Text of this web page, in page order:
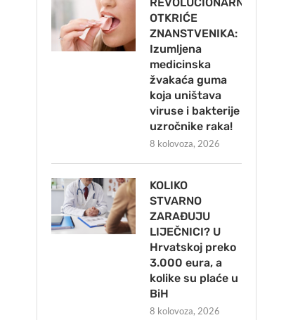
REVOLUCIONARNO
OTKRIĆE
ZNANSTVENIKA:
Izumljena
medicinska
žvakaća guma
koja uništava
viruse i bakterije
uzročnike raka!
8 kolovoza, 2026
KOLIKO
STVARNO
ZARAĐUJU
LIJEČNICI? U
Hrvatskoj preko
3.000 eura, a
kolike su plaće u
BiH
8 kolovoza, 2026